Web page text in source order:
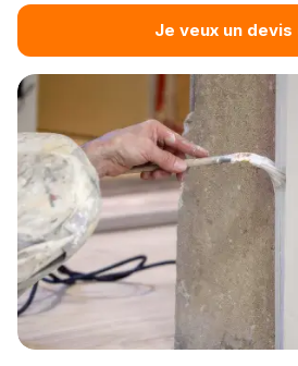
Je veux un